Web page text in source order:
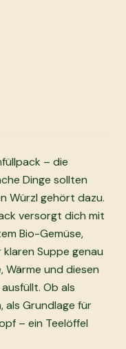
– die
Dinge sollten
Würzl gehört dazu.
versorgt dich mit
Bio-Gemüse,
Suppe genau
Wärme und diesen
Ob als
als Grundlage für
– ein Teelöffel